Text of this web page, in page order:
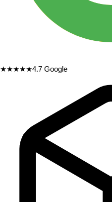
★★★★★4.7 Google